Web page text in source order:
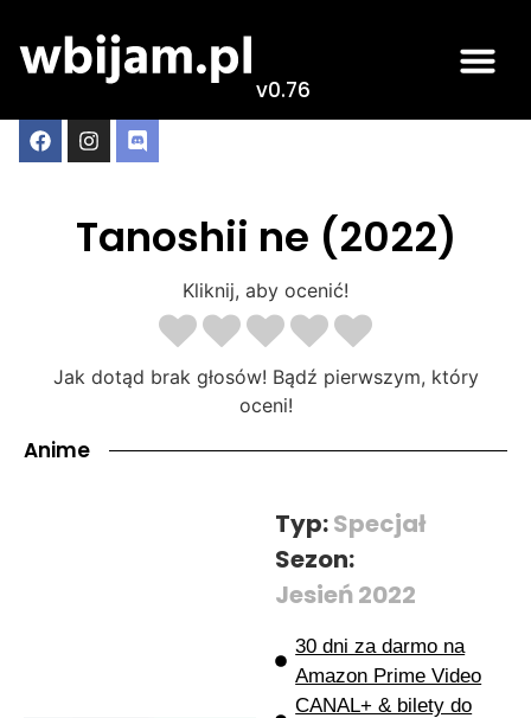
v0.76
Tanoshii ne (2022)
Kliknij, aby ocenić!
Jak dotąd brak głosów! Bądź pierwszym, który
oceni!
Anime
Typ:Specjał
Sezon:
Jesień 2022
30 dni za darmo na
Amazon Prime Video
CANAL+ & bilety do